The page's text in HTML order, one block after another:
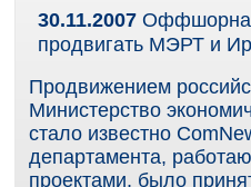
30.11.2007 Оффшорная
продвигать МЭРТ и
Продвижением
Министерство
стало известно
департамента,
проектами, было